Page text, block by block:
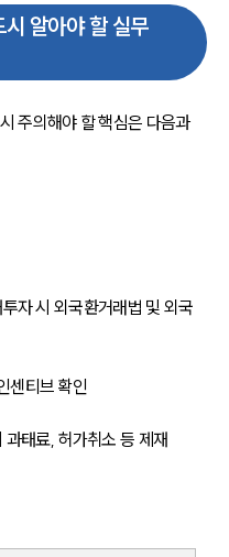
알아야 할 실무
주의해야 할 핵심은 다음과
자 시 외국환거래법 및 외국
센티브 확인
태료, 허가취소 등 제재